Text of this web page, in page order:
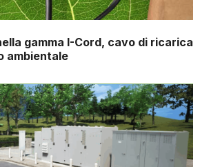
gamma I-Cord, cavo di ricarica
ambientale